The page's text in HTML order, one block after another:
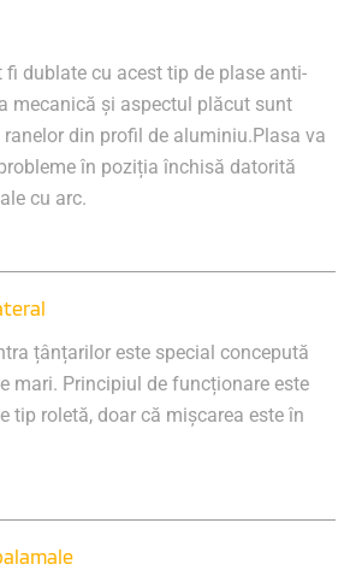
fi dublate cu acest tip de plase anti-
mecanică și aspectul plăcut sunt
din profil de aluminiu.Plasa va
în poziția închisă datorită
cu arc.
țânțarilor este special concepută
mari. Principiul de funcționare este
tip roletă, doar că mișcarea este în